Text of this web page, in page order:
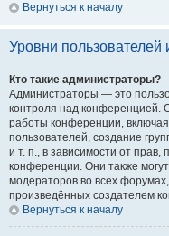
Вернуться к началу
Уровни пользователей
Кто такие администраторы?
Администраторы — это
контроля над конференцией.
работы конференции,
пользователей, создание
и т. п., в зависимости от
конференции. Они также
модераторов во всех
произведённых создателем
Вернуться к началу